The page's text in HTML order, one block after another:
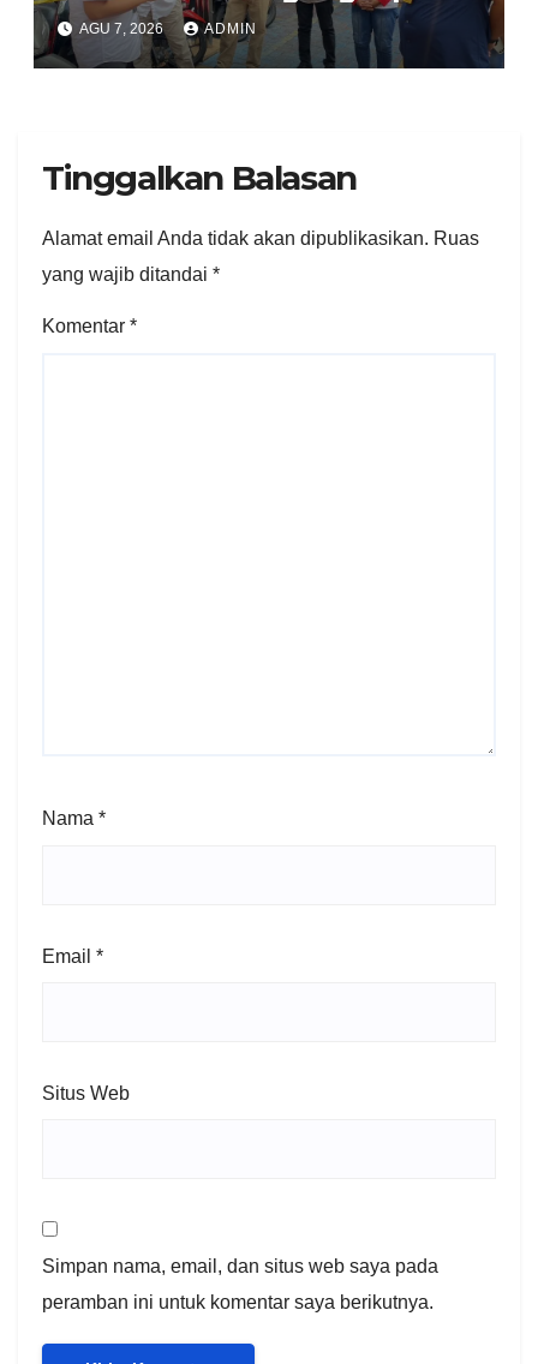
Kasus Curanmor Kepada
Pemilik Yang sah
AGU 7, 2026 ADMIN
Tinggalkan Balasan
Alamat email Anda tidak akan dipublikasikan. Ruas
yang wajib ditandai *
Komentar *
Nama *
Email *
Situs Web
Simpan nama, email, dan situs web saya pada
peramban ini untuk komentar saya berikutnya.